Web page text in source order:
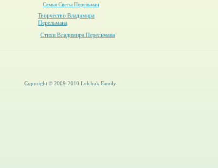
Семья Светы Перельман
Творчество Владимира
Перельмана
Стихи Владимира Перельмана
Copyright © 2009-2010 Lelchuk Family